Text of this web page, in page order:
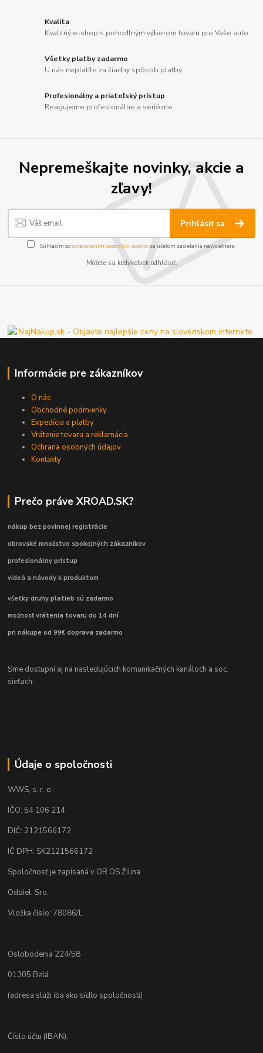
Kvalita
Kvalitný e-shop s pohodlným výberom tovaru pre Vaše auto.
Všetky platby zadarmo
U nás neplatíte za žiadny spôsob platby.
Profesionálny a priateľský prístup
Reagujeme profesionálne a seriózne.
Nepremeškajte novinky, akcie a
zľavy!
Prihlásiť sa
Súhlasím sospracovaním osobných údajov za účelom zasielania newslettera.
Môžete sa kedykoľvek odhlásiť.
Informácie pre zákazníkov
O nás
Obchodné podmienky
Expedícia a platby
Vrátenie tovaru a reklamácia
Ochrana osobných údajov
Kontakty
Prečo práve XROAD.SK?
nákup bez povinnej registrácie
obrovské množstvo spokojných zákazníkov
profesionálny prístup
videá a návody k produktom
všetky druhy platieb sú zadarmo
možnosť vrátenia tovaru do 14 dní
pri nákupe od 99€ doprava zadarmo
Sme dostupní aj na nasledujúcich komunikačných kanáloch a soc.
sieťach:
Údaje o spoločnosti
WWS, s. r. o.
IČO: 54 106 214
DIČ: 2121566172
IČ DPH: SK2121566172
Spoločnosť je zapísaná v OR OS Žilina
Oddiel: Sro.
Vložka číslo: 78086/L
Oslobodenia 224/58
01305 Belá
(adresa slúži iba ako sídlo spoločnosti)
Číslo účtu (IBAN):